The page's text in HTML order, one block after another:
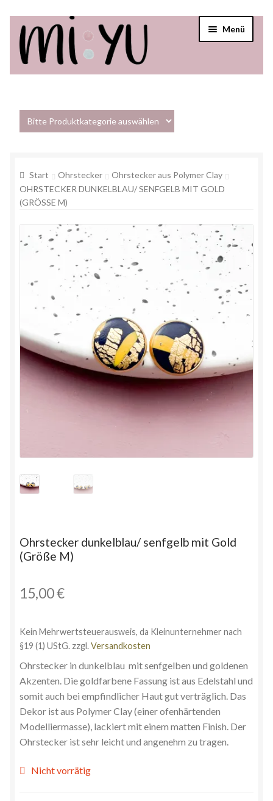
Menü
Shop
Verkaufsstellen
Start Ohrstecker
Ohrstecker aus Polymer Clay
OHRSTECKER DUNKELBLAU/ SENFGELB MIT GOLD
(GRÖSSE M)
Ohrstecker dunkelblau/ senfgelb mit Gold
(Größe M)
15,00€
Kein Mehrwertsteuerausweis, da Kleinunternehmer nach
§19 (1) UStG. zzgl.Versandkosten
Ohrstecker in dunkelblau mit senfgelben und goldenen
Akzenten. Die goldfarbene Fassung ist aus Edelstahl und
somit auch bei empfindlicher Haut gut verträglich. Das
Dekor ist aus Polymer Clay (einer ofenhärtenden
Modelliermasse), lackiert mit einem matten Finish. Der
Ohrstecker ist sehr leicht und angenehm zu tragen.
Nicht vorrätig